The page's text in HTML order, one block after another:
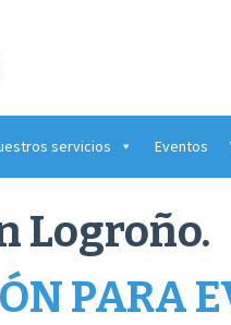
servicios Eventos
Logroño.
PARA